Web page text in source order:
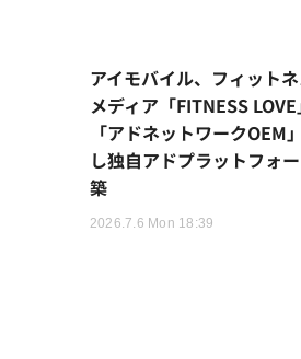
アイモバイル、フィット
メディア「FITNESS
「アドネットワークOEM
し独自アドプラットフォ
築
2026.7.6 Mon 18:39